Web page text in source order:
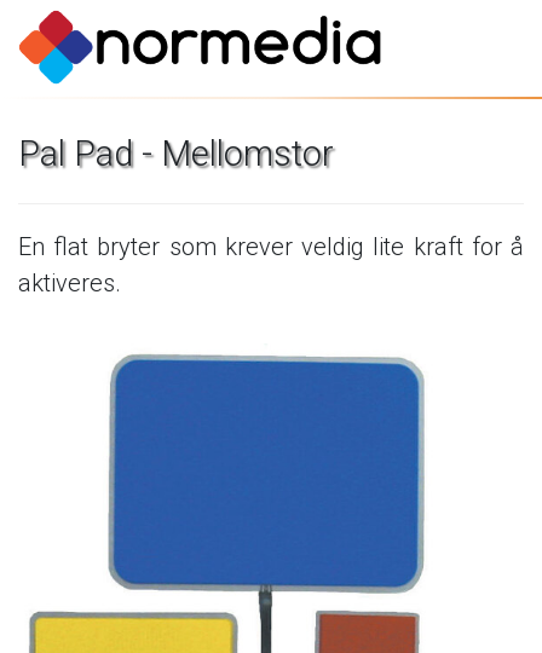
Pal Pad - Mellomstor
En flat bryter som krever veldig lite kraft for å
aktiveres.